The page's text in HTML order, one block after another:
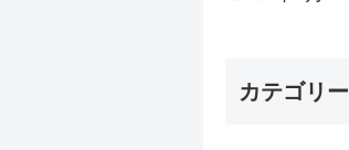
カテゴリー